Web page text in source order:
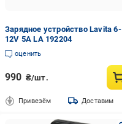
Зарядное устройство Lavita 6-
12V 5A LA 192204
оценить
990 ₴/шт.
Привезём Доставим